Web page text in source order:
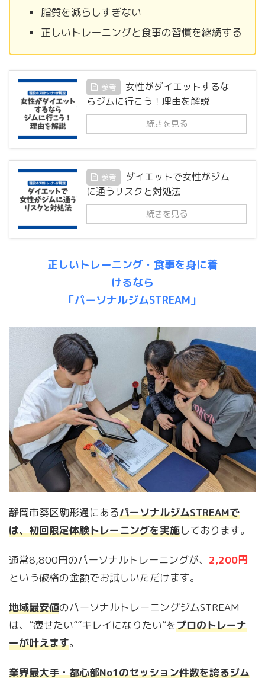
脂質を減らしすぎない
正しいトレーニングと食事の習慣を継続する
参考
女性がダイエットするな
らジムに行こう！理由を解説
続きを見る
参考
ダイエットで女性がジム
に通うリスクと対処法
続きを見る
正しいトレーニング・食事を身に着
けるなら
「パーソナルジムSTREAM」
静岡市葵区駒形通にあるパーソナルジムSTREAMで
は、初回限定体験トレーニングを実施しております。
通常8,800円のパーソナルトレーニングが、 2,200円
という破格の金額でお試しいただけます。
地域最安値のパーソナルトレーニングジムSTREAM
は、”痩せたい””キレイになりたい”をプロのトレーナ
ーが叶えます。
業界最大手・都心部No1のセッション件数を誇るジム